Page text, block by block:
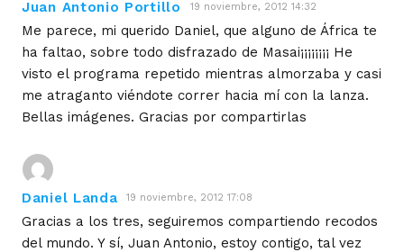
Juan Antonio Portillo 19 noviembre, 2012 14:32
Me parece, mi querido Daniel, que alguno de África te
ha faltao, sobre todo disfrazado de Masai¡¡¡¡¡¡¡¡ He
visto el programa repetido mientras almorzaba y casi
me atraganto viéndote correr hacia mí con la lanza.
Bellas imágenes. Gracias por compartirlas
Daniel Landa 19 noviembre, 2012 17:08
Gracias a los tres, seguiremos compartiendo recodos
del mundo. Y sí, Juan Antonio, estoy contigo, tal vez